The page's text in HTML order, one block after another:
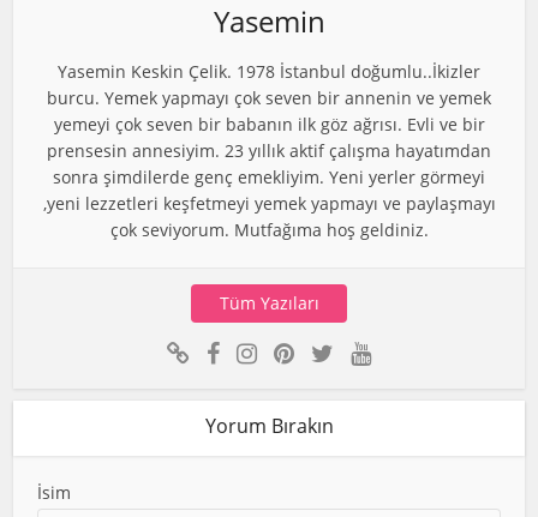
Yasemin
Yasemin Keskin Çelik. 1978 İstanbul doğumlu..İkizler
burcu. Yemek yapmayı çok seven bir annenin ve yemek
yemeyi çok seven bir babanın ilk göz ağrısı. Evli ve bir
prensesin annesiyim. 23 yıllık aktif çalışma hayatımdan
sonra şimdilerde genç emekliyim. Yeni yerler görmeyi
,yeni lezzetleri keşfetmeyi yemek yapmayı ve paylaşmayı
çok seviyorum. Mutfağıma hoş geldiniz.
Tüm Yazıları
Yorum Bırakın
İsim